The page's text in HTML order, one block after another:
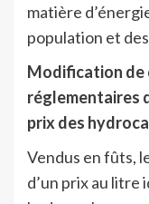
matière
population et
Modification de
réglementaires
prix des
Vendus en fûts,
d’un prix au litre